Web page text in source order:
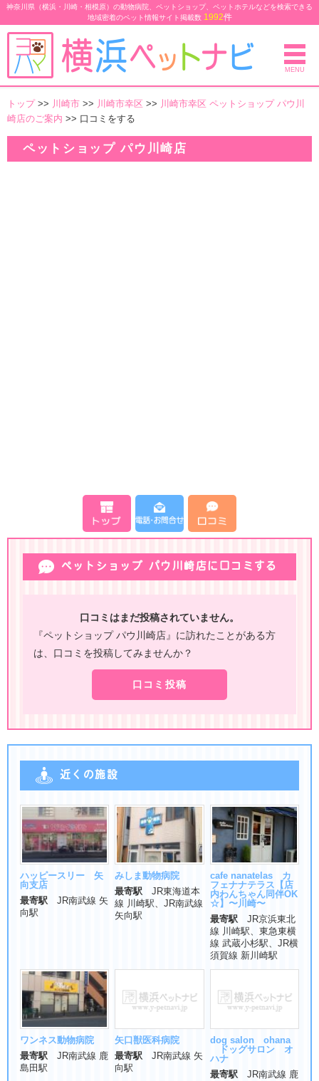
神奈川県（横浜・川崎・相模原）の動物病院、ペットショップ、ペットホテルなどを検索できる
地域密着のペット情報サイト掲載数 1992件
MENU
トップ >> 川崎市 >> 川崎市幸区 >> 川崎市幸区 ペットショップ パウ川
崎店のご案内 >> 口コミをする
ペットショップ パウ川崎店
ペットショップ パウ川崎店に口コミする
口コミはまだ投稿されていません。
『ペットショップ パウ川崎店』に訪れたことがある方
は、口コミを投稿してみませんか？
口コミ投稿
近くの施設
ハッピースリー 矢
向支店
最寄駅
JR南武線 矢
向駅
みしま動物病院
最寄駅
JR東海道本
線 川崎駅、JR南武線
矢向駅
cafe nanatelas カ
フェナナテラス【店
内わんちゃん同伴OK
☆】〜川崎〜
最寄駅
JR京浜東北
線 川崎駅、東急東横
線 武蔵小杉駅、JR横
須賀線 新川崎駅
ワンネス動物病院
最寄駅
JR南武線 鹿
島田駅
矢口獣医科病院
最寄駅
JR南武線 矢
向駅
dog salon ohana
ドッグサロン オ
ハナ
最寄駅
JR南武線 鹿